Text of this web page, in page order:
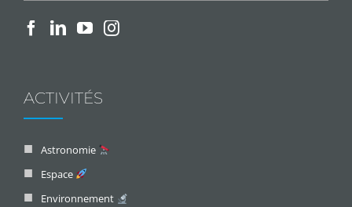
ACTIVITÉS
Astronomie
Espace
Environnement